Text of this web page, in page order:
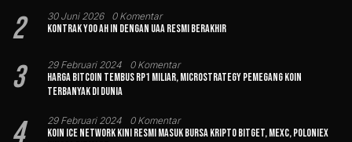
2 30 Juni 2026 0 Komentar
Kontrak Yoo Ah In dengan UAA Resmi Berakhir
3 29 Februari 2024 0 Komentar
Harga Bitcoin Tembus Rp1 Miliar, MicroStrategy Pemegang Koin
Terbanyak di Dunia
4 29 Februari 2024 0 Komentar
Koin Ice Network Kini Resmi Masuk Bursa Kripto Bitget, MEXC, Poloniex